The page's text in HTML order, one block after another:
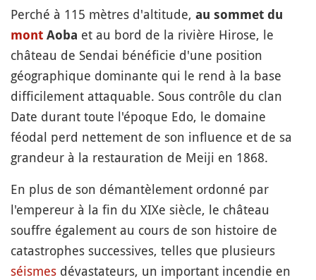
Perché à 115 mètres d'altitude, au sommet du
mont Aoba et au bord de la rivière Hirose, le
château de Sendai bénéficie d'une position
géographique dominante qui le rend à la base
difficilement attaquable. Sous contrôle du clan
Date durant toute l'époque Edo, le domaine
féodal perd nettement de son influence et de sa
grandeur à la restauration de Meiji en 1868.
En plus de son démantèlement ordonné par
l'empereur à la fin du XIXe siècle, le château
souffre également au cours de son histoire de
catastrophes successives, telles que plusieurs
séismes dévastateurs, un important incendie en